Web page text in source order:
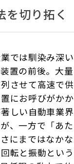
を切り拓く
では馴染み深い
置の前後。大量
させて高速で供
にお呼びがかか
しい自動車業界
、一方で「あた
にまではなかな
転と振動という